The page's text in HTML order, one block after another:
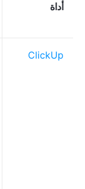
أداة
ClickUp